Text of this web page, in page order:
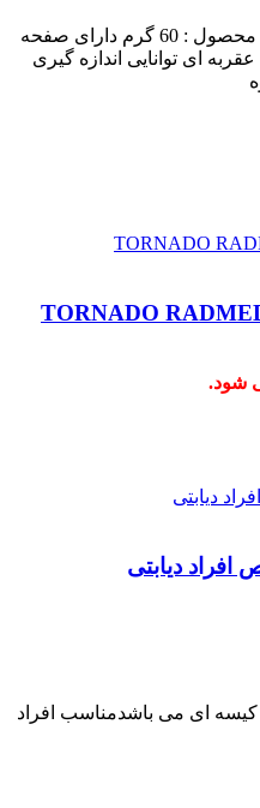
اندازه گیج : 8*8*4 سانتی متر وزن محصول : 60 گرم دارای صفحه
ای توانایی اندازه گیری
شود.
دیابتی
کیسه ای می باشدمناسب افراد